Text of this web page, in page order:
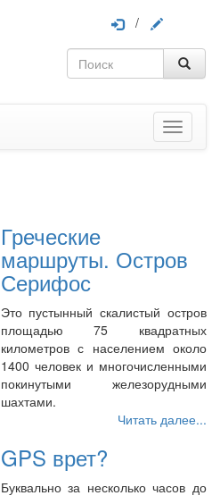
/
Меню
Греческие
маршруты. Остров
Серифос
Это пустынный скалистый остров
площадью 75 квадратных
километров с населением около
1400 человек и многочисленными
покинутыми железорудными
шахтами.
Читать далее...
GPS врет?
Буквально за несколько часов до